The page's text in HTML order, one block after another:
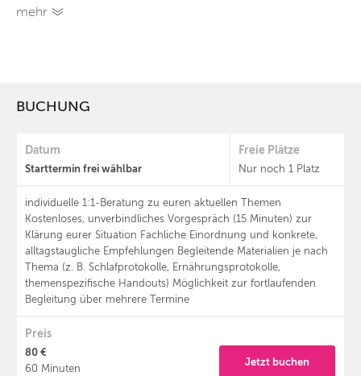
mehr
BUCHUNG
Datum
Starttermin frei wählbar
individuelle 1:1-Beratung zu euren aktuellen Themen
Kostenloses, unverbindliches Vorgespräch (15 Minuten) zur
Klärung eurer Situation Fachliche Einordnung und konkrete,
alltagstaugliche Empfehlungen Begleitende Materialien je nach
Thema (z. B. Schlafprotokolle, Ernährungsprotokolle,
themenspezifische Handouts) Möglichkeit zur fortlaufenden
Begleitung über mehrere Termine
Freie Plätze
Nur noch 1 Platz
Preis
80 €
60 Minuten
Jetzt buchen